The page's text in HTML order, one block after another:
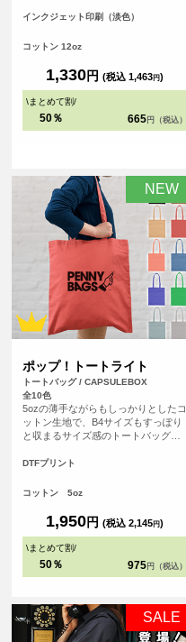
<br> 印刷は白色を印刷しない、フル
囲を印刷いただけるので、ノベルテ
インクジェット印刷（淡色）
コットン 12oz
1,330円 (税込 1,463円)
\まとめて割/
50％ 665 円（税込）
NEW
ポップ！トートライト
トートバッグ / CAPSULEBOX
全10色
5ozの薄手ながらもしっかりとしたコ
ットン生地で、B4サイズもすっぽり
と収まるサイズ感のトートバッグで
ットタイプのトートバッグなので書
も持ち歩きにも便利なトートバッ
ゆったりかけて手を塞がず、老若男
女問わずご使用いただけます。
DTFプリント
コットン 5oz
1,950円 (税込 2,145円)
\まとめて割/
50％ 975 円（税込）
SALE